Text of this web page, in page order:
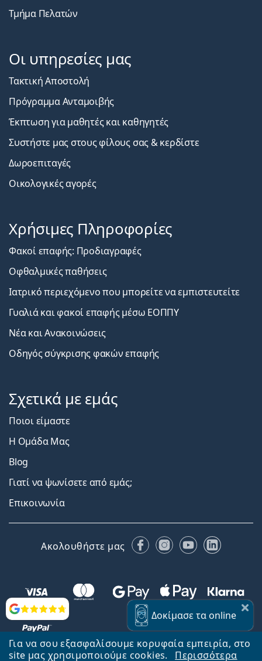
Για να σου εξασφαλίσουμε κορυφαία εμπειρία, στο
site μας χρησιμοποιούμε cookies.
Περισσότερα
Αξιολογήσεις Δοκίμασετα online
Τμήμα Πελατών
Οι υπηρεσίες μας
Τακτική Αποστολή
Πρόγραμμα Ανταμοιβής
Έκπτωση για μαθητές και καθηγητές
Συστήστε μας στους φίλους σας & κερδίστε
Δωροεπιταγές
Οικολογικές αγορές
Χρήσιμες Πληροφορίες
Φακοί επαφής: Προδιαγραφές
Οφθαλμικές παθήσεις
Ιατρικό περιεχόμενο που μπορείτε να εμπιστευτείτε
Γυαλιά και φακοί επαφής μέσω ΕΟΠΠΥ
Νέα και Ανακοινώσεις
Οδηγός σύγκρισης φακών επαφής
Σχετικά με εμάς
Ποιοι είμαστε
Η Ομάδα Μας
Blog
Γιατί να ψωνίσετε από εμάς;
Επικοινωνία
Ακολουθήστε μας FacebookInstagram
YouTubeLinkedIn